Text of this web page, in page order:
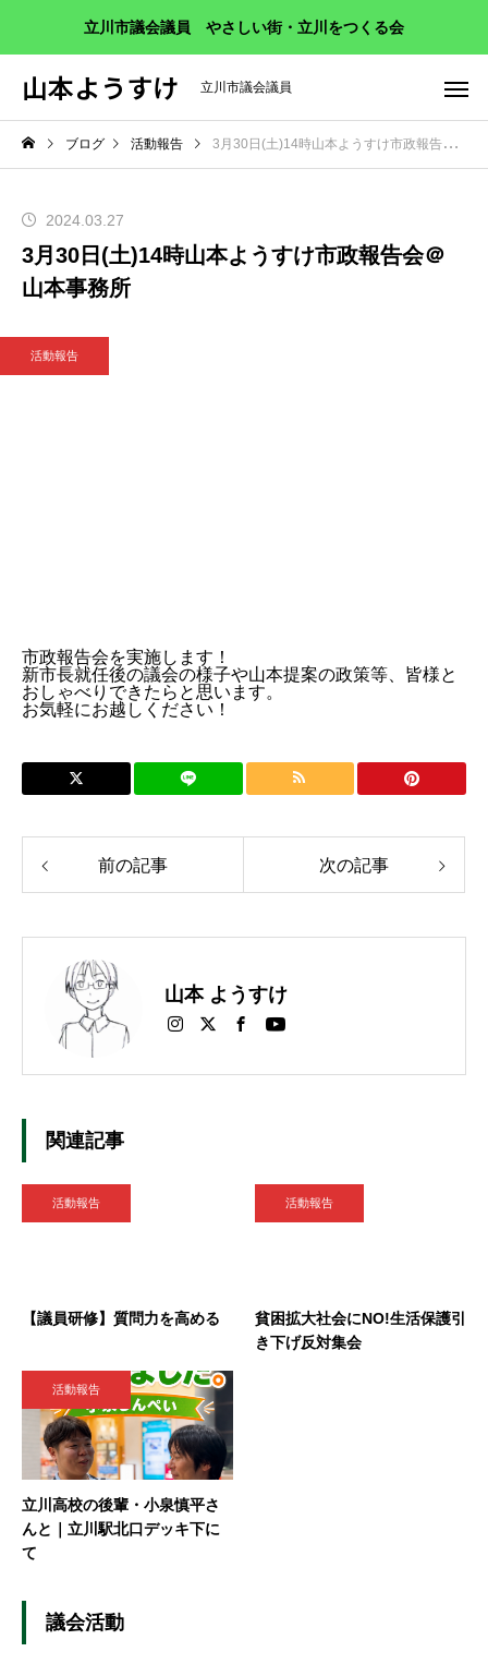
立川市議会議員 やさしい街・立川をつくる会
山本ようすけ 立川市議会議員
ブログ 活動報告 3月30日(土)14時山本ようすけ市政報告会＠山本事務所
2024.03.27
3月30日(土)14時山本ようすけ市政報告会＠
山本事務所
活動報告
市政報告会を実施します！
新市長就任後の議会の様子や山本提案の政策等、皆様と
おしゃべりできたらと思います。
お気軽にお越しください！
前の記事 次の記事
山本 ようすけ
関連記事
活動報告
【議員研修】質問力を高める
活動報告
貧困拡大社会にNO!生活保護引
き下げ反対集会
活動報告
立川高校の後輩・小泉慎平さ
んと｜立川駅北口デッキ下に
て
議会活動